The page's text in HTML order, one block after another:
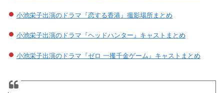
小池栄子出演のドラマ『恋する香港』撮影場所まとめ
小池栄子出演のドラマ『ヘッドハンター』キャストまとめ
小池栄子出演のドラマ『ゼロ 一攫千金ゲーム』キャストまとめ